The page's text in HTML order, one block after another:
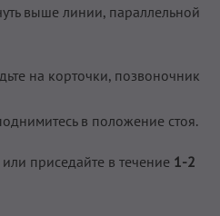
выше линии, параллельной
на корточки, позвоночник
в положение стоя.
или приседайте в течение 1-2